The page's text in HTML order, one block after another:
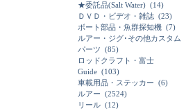
★委託品(Salt Water) (14)
ＤＶＤ・ビデオ・雑誌 (23)
ボート部品・魚群探知機 (7)
ルアー・ジグ･その他カスタム
パーツ (85)
ロッドクラフト・富士
Guide (103)
車載用品・ステッカー (6)
ルアー (2524)
リール (12)